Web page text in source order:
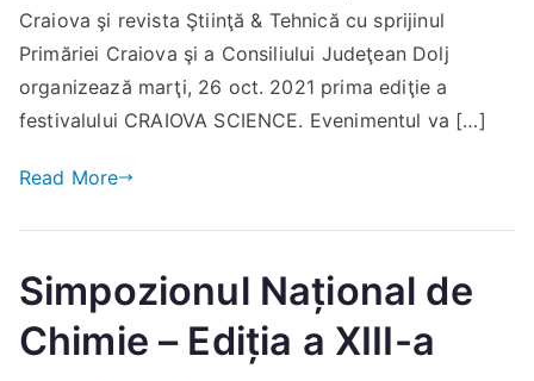
Craiova şi revista Ştiinţă & Tehnică cu sprijinul
Primăriei Craiova şi a Consiliului Judeţean Dolj
organizează marţi, 26 oct. 2021 prima ediţie a
festivalului CRAIOVA SCIENCE. Evenimentul va […]
Read More
Simpozionul Național de
Chimie – Ediția a XIII-a